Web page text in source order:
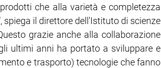
che alla varietà e completezza
il direttore dell'Istituto di scienze
grazie anche alla collaborazione
ultimi anni ha portato a sviluppare e
e trasporto) tecnologie che fanno